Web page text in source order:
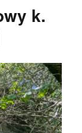
k.